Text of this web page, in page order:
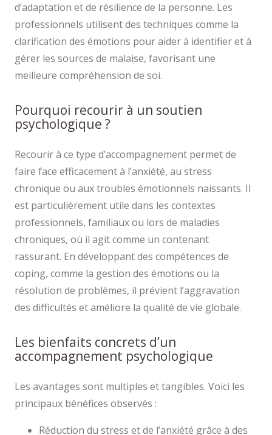
d’adaptation et de résilience de la personne. Les
professionnels utilisent des techniques comme la
clarification des émotions pour aider à identifier et à
gérer les sources de malaise, favorisant une
meilleure compréhension de soi.
Pourquoi recourir à un soutien
psychologique ?
Recourir à ce type d’accompagnement permet de
faire face efficacement à l’anxiété, au stress
chronique ou aux troubles émotionnels naissants. Il
est particulièrement utile dans les contextes
professionnels, familiaux ou lors de maladies
chroniques, où il agit comme un contenant
rassurant. En développant des compétences de
coping, comme la gestion des émotions ou la
résolution de problèmes, il prévient l’aggravation
des difficultés et améliore la qualité de vie globale.
Les bienfaits concrets d’un
accompagnement psychologique
Les avantages sont multiples et tangibles. Voici les
principaux bénéfices observés :
Réduction du stress et de l’anxiété grâce à des